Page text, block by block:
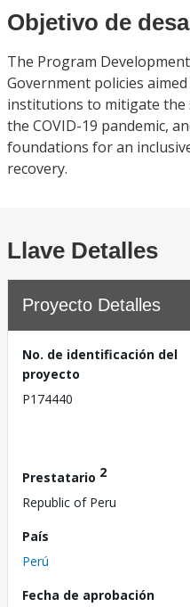
Objetivo de
The Program
Government policies
institutions to mitigate the
the COVID-19 pandemic,
foundations for an
recovery.
Llave Detalles
Proyecto Detalles
No. de identificación del
proyecto
P174440
Prestatario 2
Republic of Peru
País
Perú
Fecha de aprobación